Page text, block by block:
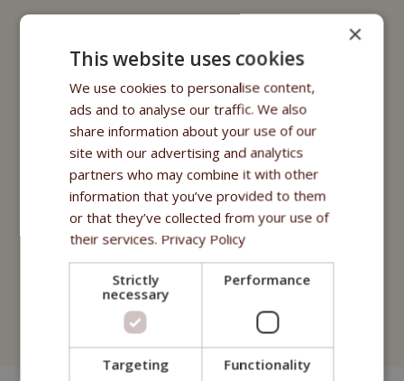
Fitmin for Life
Nutritional supplements
Purity - Fitmin Apotheke
Oils
Treats
Fitmin Dog Purity
Fitmin Nutritional Programme
Fitmin for Life
×
This website uses cookies
We use cookies to personalise content,
ads and to analyse our traffic. We also
share information about your use of our
site with our advertising and analytics
partners who may combine it with other
information that you’ve provided to them
or that they’ve collected from your use of
their services. Privacy Policy
Strictly
necessary
Performance
Targeting Functionality